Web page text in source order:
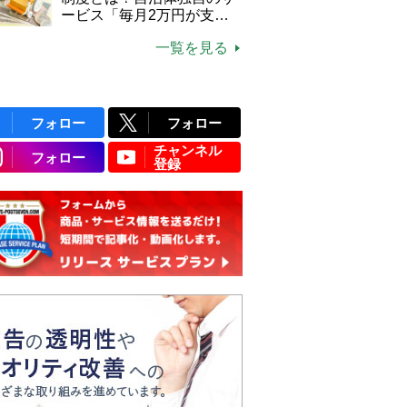
ービス「毎月2万円が支給
一覧を見る
フォロー フォロー
フォロー
チャンネル
登録